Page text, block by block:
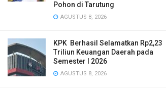
Pohon di Tarutung
AGUSTUS 8, 2026
KPK Berhasil Selamatkan Rp2,23
Triliun Keuangan Daerah pada
Semester I 2026
AGUSTUS 8, 2026